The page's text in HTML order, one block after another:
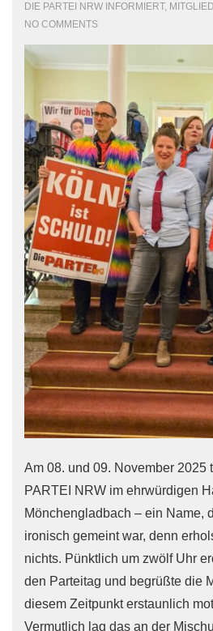
DIE PARTEI NRW INFORMIERT,
NO COMMENTS
Am 08. und 09. November 2025
PARTEI NRW im ehrwürdigen
Mönchengladbach – ein Name,
ironisch gemeint war, denn
nichts. Pünktlich um zwölf Uhr
den Parteitag und begrüßte die
diesem Zeitpunkt erstaunlich
Vermutlich lag das an der